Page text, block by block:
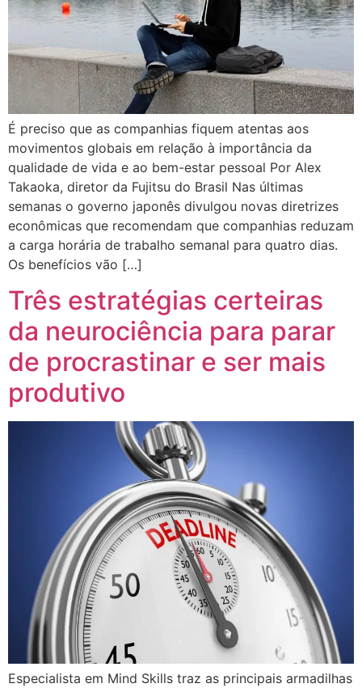
É preciso que as companhias fiquem atentas aos
movimentos globais em relação à importância da
qualidade de vida e ao bem-estar pessoal Por Alex
Takaoka, diretor da Fujitsu do Brasil Nas últimas
semanas o governo japonês divulgou novas diretrizes
econômicas que recomendam que companhias reduzam
a carga horária de trabalho semanal para quatro dias.
Os benefícios vão […]
Três estratégias certeiras
da neurociência para parar
de procrastinar e ser mais
produtivo
Especialista em Mind Skills traz as principais armadilhas